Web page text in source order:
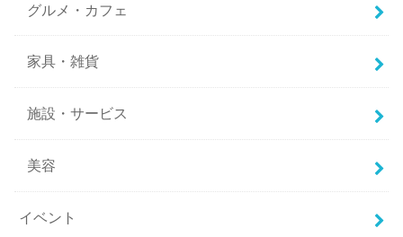
グルメ・カフェ
家具・雑貨
施設・サービス
美容
イベント